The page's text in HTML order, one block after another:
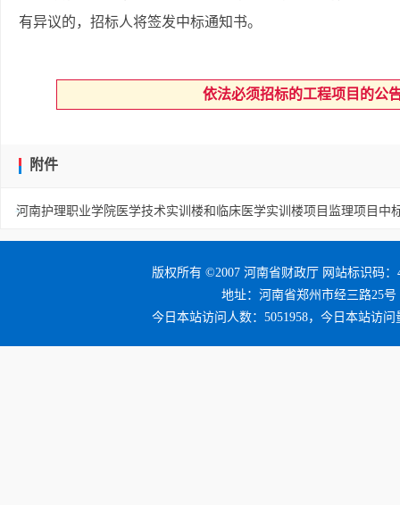
有异议的，招标人将签发中标通知书。
依法必须招标的工程项目的公
附件
河南护理职业学院医学技术实训楼和临床医学实训楼项目监理项目中
版权所有 ©2007 河南省财政厅 网站标识码：
地址：河南省郑州市经三路25号
今日本站访问人数：5051958，今日本站访问